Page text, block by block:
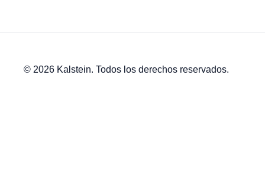
© 2026 Kalstein. Todos los derechos reservados.